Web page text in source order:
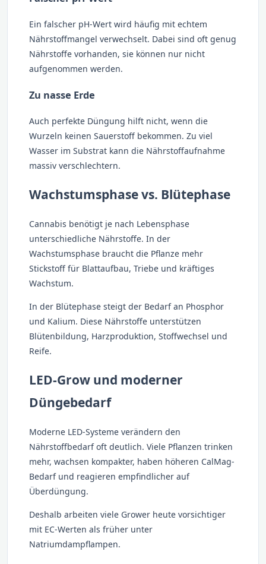
Ein falscher pH-Wert wird häufig mit echtem
Nährstoffmangel verwechselt. Dabei sind oft genug
Nährstoffe vorhanden, sie können nur nicht
aufgenommen werden.
Zu nasse Erde
Auch perfekte Düngung hilft nicht, wenn die
Wurzeln keinen Sauerstoff bekommen. Zu viel
Wasser im Substrat kann die Nährstoffaufnahme
massiv verschlechtern.
Wachstumsphase vs. Blütephase
Cannabis benötigt je nach Lebensphase
unterschiedliche Nährstoffe. In der
Wachstumsphase braucht die Pflanze mehr
Stickstoff für Blattaufbau, Triebe und kräftiges
Wachstum.
In der Blütephase steigt der Bedarf an Phosphor
und Kalium. Diese Nährstoffe unterstützen
Blütenbildung, Harzproduktion, Stoffwechsel und
Reife.
LED-Grow und moderner
Düngebedarf
Moderne LED-Systeme verändern den
Nährstoffbedarf oft deutlich. Viele Pflanzen trinken
mehr, wachsen kompakter, haben höheren CalMag-
Bedarf und reagieren empfindlicher auf
Überdüngung.
Deshalb arbeiten viele Grower heute vorsichtiger
mit EC-Werten als früher unter
Natriumdampflampen.